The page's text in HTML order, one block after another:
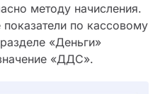
методу начисления.
по кассовому
«Деньги»
«ДДС».